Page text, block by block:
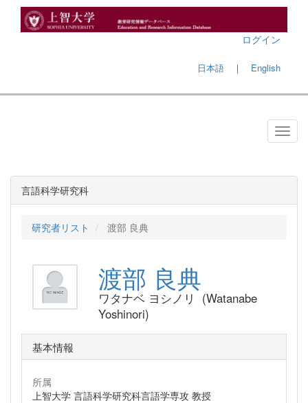
ログイン
日本語 ｜ English
言語科学研究科
研究者リスト 渡部 良典
渡部 良典
ワタナベ ヨシノリ (Watanabe
Yoshinori)
基本情報
所属
上智大学 言語科学研究科言語学専攻 教授